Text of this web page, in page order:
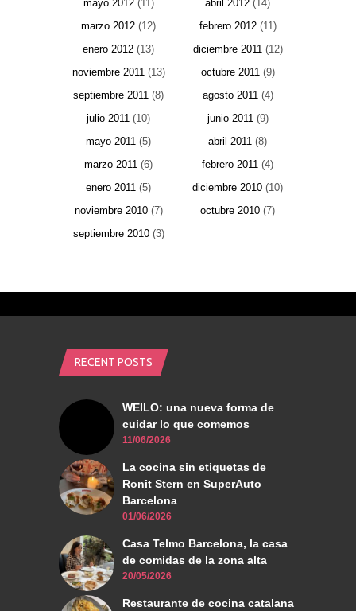
mayo 2012(11) abril 2012 (14)
marzo 2012 (12) febrero 2012(11)
enero 2012 (13) diciembre 2011(12)
noviembre 2011(13) octubre 2011(9)
septiembre 2011 (8) agosto 2011(4)
julio 2011 (10) junio 2011(9)
mayo 2011 (5) abril 2011 (8)
marzo 2011 (6) febrero 2011 (4)
enero 2011 (5) diciembre 2010 (10)
noviembre 2010(7) octubre 2010 (7)
septiembre 2010(3)
RECENT POSTS
WEILO: una nueva forma de
cuidar lo que comemos
11/06/2026
La cocina sin etiquetas de
Ronit Stern en SuperAuto
Barcelona
01/06/2026
Casa Telmo Barcelona, la casa
de comidas de la zona alta
20/05/2026
Restaurante de cocina catalana